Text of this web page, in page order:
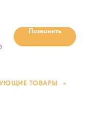
Позвонить
ТОВАРЫ